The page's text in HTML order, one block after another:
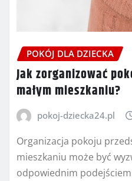
POKÓJ DLA DZIECKA
Jak zorganizować
małym mieszkaniu?
pokoj-dziecka24.pl
Organizacja pokoju
mieszkaniu może być
odpowiednim